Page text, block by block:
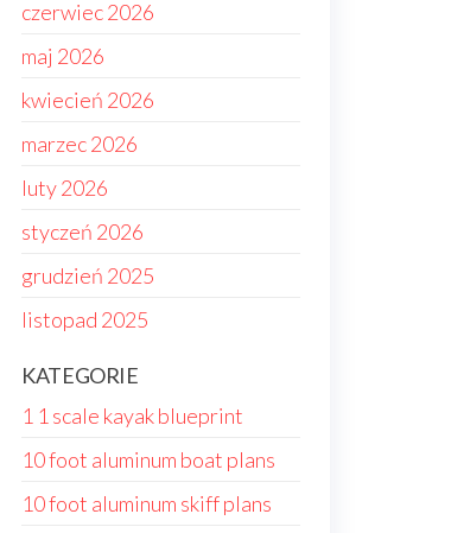
czerwiec 2026
maj 2026
kwiecień 2026
marzec 2026
luty 2026
styczeń 2026
grudzień 2025
listopad 2025
KATEGORIE
1 1 scale kayak blueprint
10 foot aluminum boat plans
10 foot aluminum skiff plans